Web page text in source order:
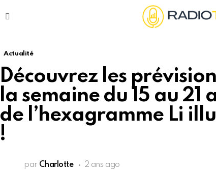
Actualité
Découvrez les
la semaine du 15 au 21
de l’hexagramme Li
!
par Charlotte 2 ans ago